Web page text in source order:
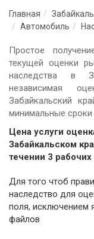
Главная
Автомобиль
Простое
текущей оценки
наследства в
независимая
Забайкальский
минимальные сроки
Цена услуги
Забайкальском
течении 3
Для того чтоб правильно
наследство для
поля, исключением
файлов